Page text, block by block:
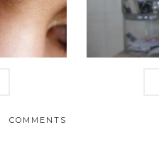
COMMENTS